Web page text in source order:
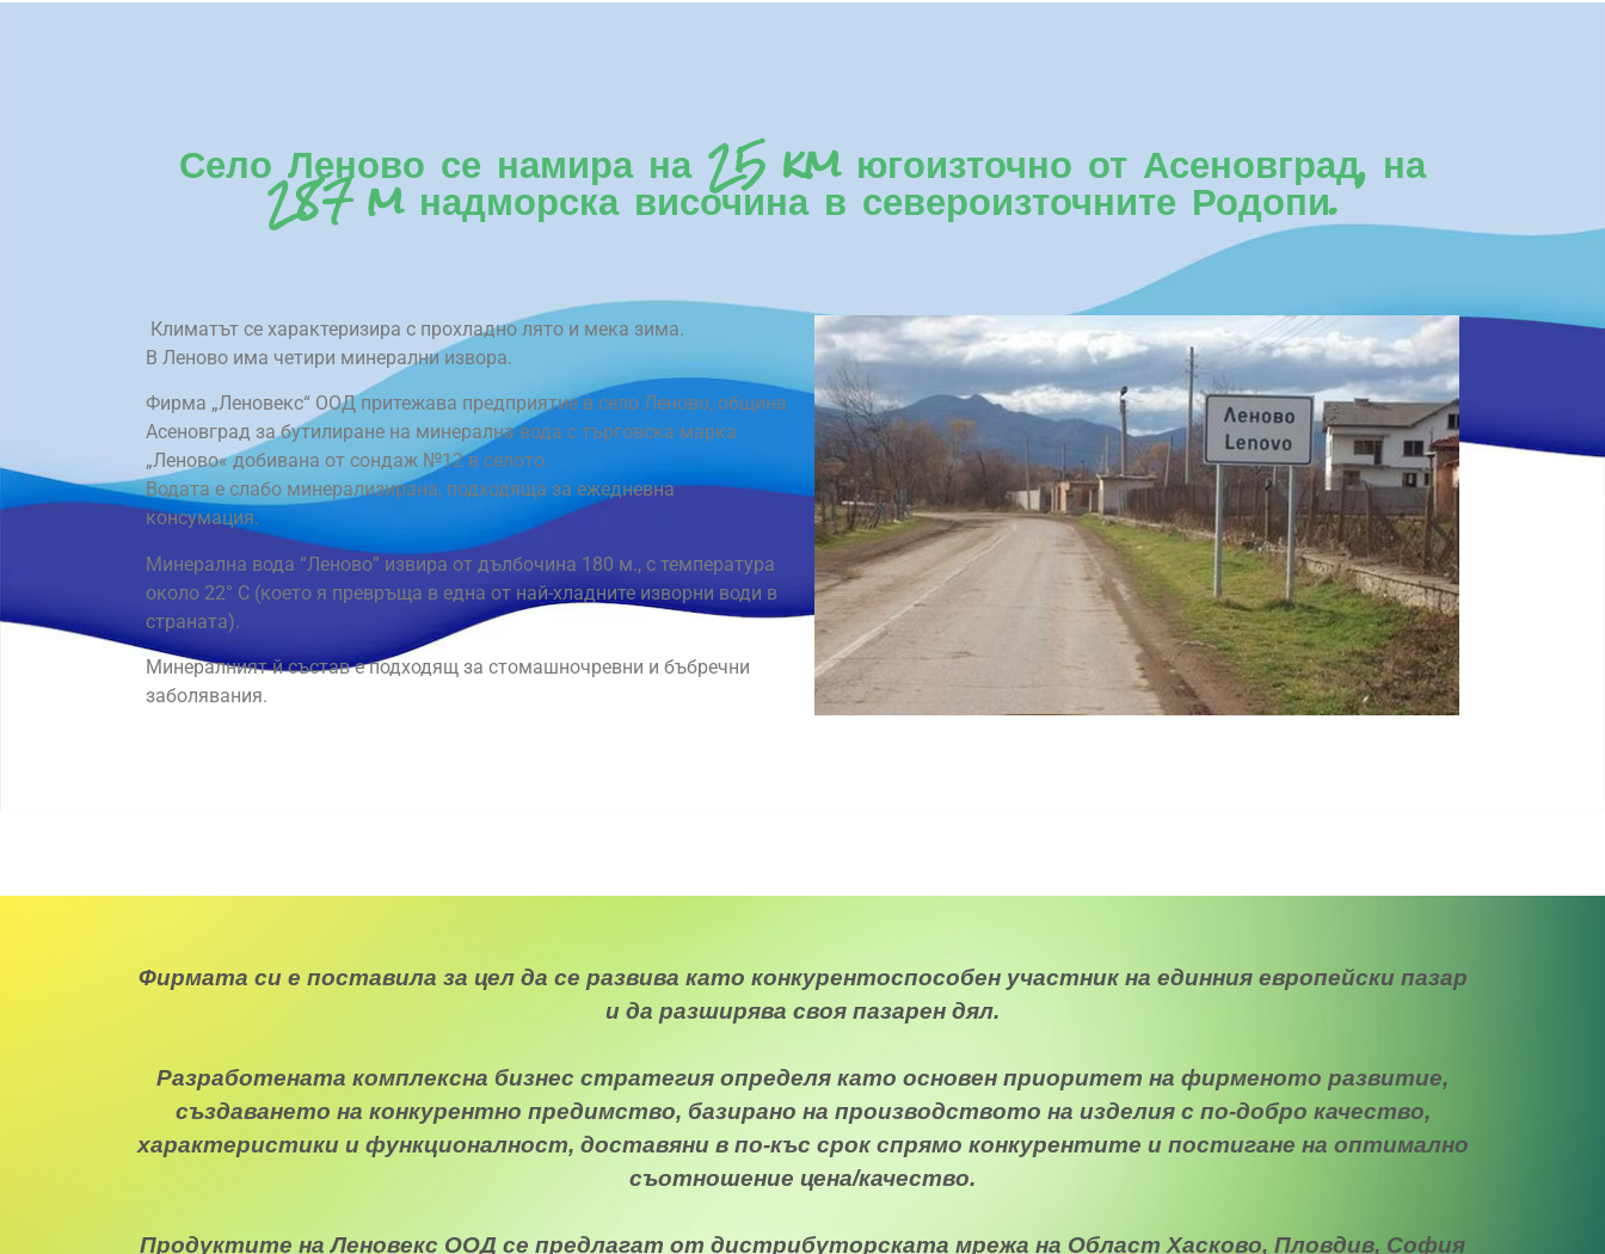
Село Леново се намира на 25 km югоизточно от Асеновград, на
287 m надморска височина в североизточните Родопи.
Климатът се характеризира с прохладно лято и мека зима.
В Леново има четири минерални извора.
Фирма „Леновекс“ ООД притежава предприятие в село Леново, община
Асеновград за бутилиране на минерална вода с търговска марка
„Леново« добивана от сондаж №12 в селото.
Водата е слабо минерализирана, подходяща за ежедневна
консумация.
Минерална вода “Леново” извира от дълбочина 180 м., с температура
около 22° C (което я превръща в една от най-хладните изворни води в
страната).
Минералният й състав е подходящ за стомашночревни и бъбречни
заболявания.
Фирмата си е поставила за цел да се развива като конкурентоспособен участник на единния европейски пазар
и да разширява своя пазарен дял.
Разработената комплексна бизнес стратегия определя като основен приоритет на фирменото развитие,
създаването на конкурентно предимство, базирано на производството на изделия с по-добро качество,
характеристики и функционалност, доставяни в по-къс срок спрямо конкурентите и постигане на оптимално
съотношение цена/качество.
Продуктите на Леновекс ООД се предлагат от дистрибуторската мрежа на Област Хасково, Пловдив, София